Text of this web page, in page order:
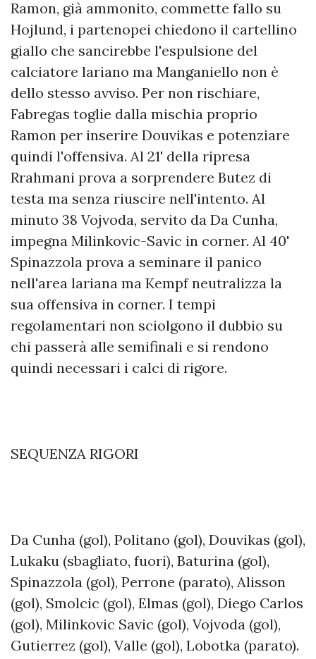
Ramon, già ammonito, commette fallo su
Hojlund, i partenopei chiedono il cartellino
giallo che sancirebbe l'espulsione del
calciatore lariano ma Manganiello non è
dello stesso avviso. Per non rischiare,
Fabregas toglie dalla mischia proprio
Ramon per inserire Douvikas e potenziare
quindi l'offensiva. Al 21' della ripresa
Rrahmani prova a sorprendere Butez di
testa ma senza riuscire nell'intento. Al
minuto 38 Vojvoda, servito da Da Cunha,
impegna Milinkovic-Savic in corner. Al 40'
Spinazzola prova a seminare il panico
nell'area lariana ma Kempf neutralizza la
sua offensiva in corner. I tempi
regolamentari non sciolgono il dubbio su
chi passerà alle semifinali e si rendono
quindi necessari i calci di rigore.
SEQUENZA RIGORI
Da Cunha (gol), Politano (gol), Douvikas (gol),
Lukaku (sbagliato, fuori), Baturina (gol),
Spinazzola (gol), Perrone (parato), Alisson
(gol), Smolcic (gol), Elmas (gol), Diego Carlos
(gol), Milinkovic Savic (gol), Vojvoda (gol),
Gutierrez (gol), Valle (gol), Lobotka (parato).